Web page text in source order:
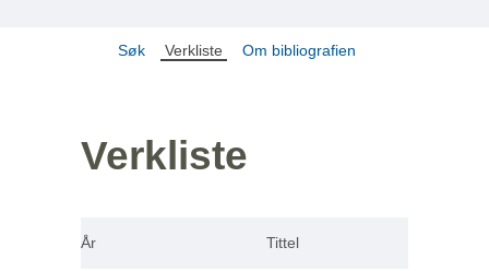
Søk Verkliste Om bibliografien
Verkliste
År Tittel